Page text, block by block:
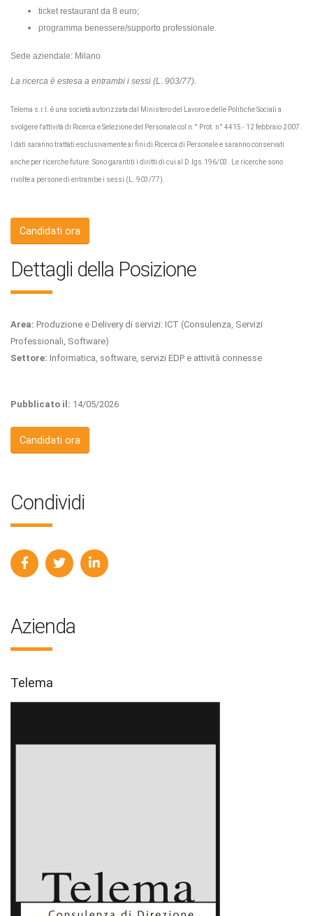
ticket restaurant da 8 euro;
programma benessere/supporto professionale.
Sede aziendale: Milano
La ricerca è estesa a entrambi i sessi (L. 903/77).
Telema s.r.l. è una società autorizzata dal Ministero del Lavoro e delle Politiche Sociali a
svolgere l'attività di Ricerca e Selezione del Personale col n.° Prot. n° 4415 - 12 febbraio 2007.
I dati saranno trattati esclusivamente ai fini di Ricerca di Personale e saranno conservati
anche per ricerche future. Sono garantiti i diritti di cui al D.lgs.196/03. Le ricerche sono
rivolte a persone di entrambe i sessi (L. 903/77).
Candidati ora
Dettagli della Posizione
Area: Produzione e Delivery di servizi: ICT (Consulenza, Servizi
Professionali, Software)
Settore: Informatica, software, servizi EDP e attività connesse
Pubblicato il: 14/05/2026
Candidati ora
Condividi
Azienda
Telema